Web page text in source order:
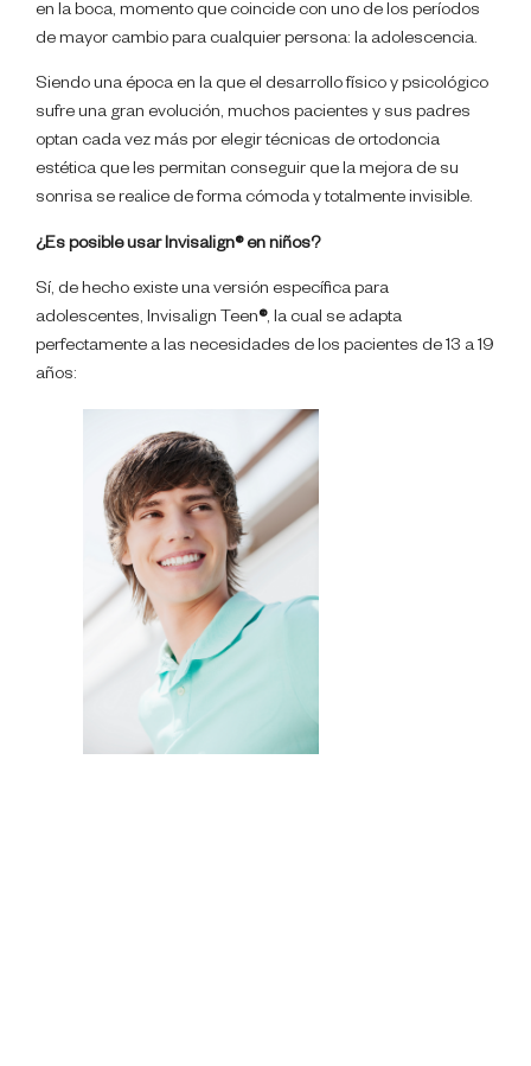
en la boca, momento que coincide con uno de los períodos
de mayor cambio para cualquier persona: la adolescencia.
Siendo una época en la que el desarrollo físico y psicológico
sufre una gran evolución, muchos pacientes y sus padres
optan cada vez más por elegir técnicas de ortodoncia
estética que les permitan conseguir que la mejora de su
sonrisa se realice de forma cómoda y totalmente invisible.
¿Es posible usar Invisalign® en niños?
Sí, de hecho existe una versión específica para
adolescentes, Invisalign Teen®, la cual se adapta
perfectamente a las necesidades de los pacientes de 13 a 19
años: